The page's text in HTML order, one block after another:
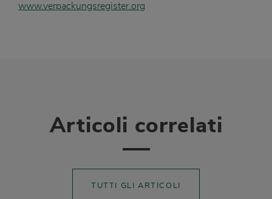
www.verpackungsregister.org
Articoli correlati
TUTTI GLI ARTICOLI